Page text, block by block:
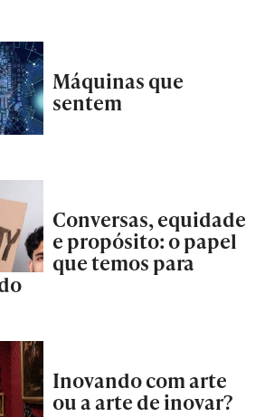
Máquinas que
sentem
Conversas, equidade
e propósito: o papel
que temos para
Inovando com arte
ou a arte de inovar?